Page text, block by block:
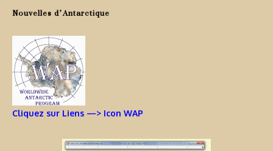
Nouvelles d’Antarctique
Cliquez sur Liens —> Icon WAP